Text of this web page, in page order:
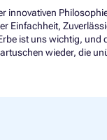
innovativen
Einfachheit,
ist uns wichtig, und
wieder, die